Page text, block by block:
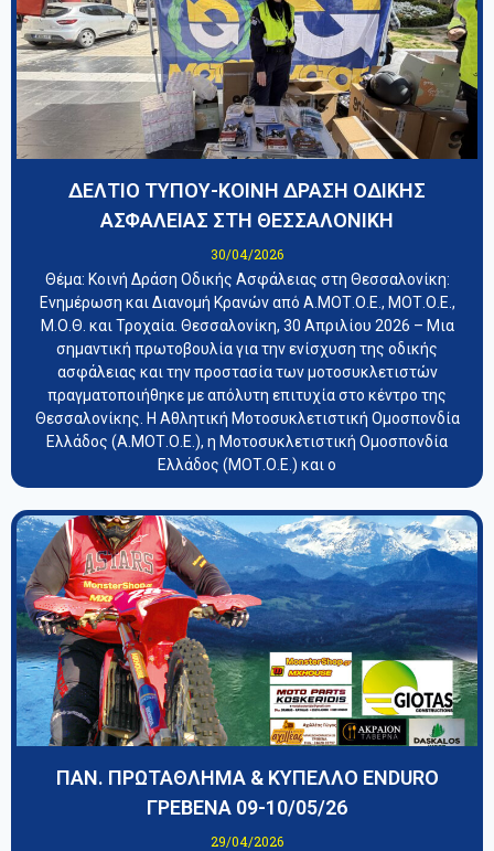
ΔΕΛΤΙΟ ΤΥΠΟΥ-ΚΟΙΝΗ ΔΡΑΣΗ ΟΔΙΚΗΣ
ΑΣΦΑΛΕΙΑΣ ΣΤΗ ΘΕΣΣΑΛΟΝΙΚΗ
30/04/2026
​Θέμα: Κοινή Δράση Οδικής Ασφάλειας στη Θεσσαλονίκη:
Ενημέρωση και Διανομή Κρανών από Α.ΜΟΤ.Ο.Ε., ΜΟΤ.Ο.Ε.,
Μ.Ο.Θ. και Τροχαία. ​Θεσσαλονίκη, 30 Απριλίου 2026 – Μια
σημαντική πρωτοβουλία για την ενίσχυση της οδικής
ασφάλειας και την προστασία των μοτοσυκλετιστών
πραγματοποιήθηκε με απόλυτη επιτυχία στο κέντρο της
Θεσσαλονίκης. Η Αθλητική Μοτοσυκλετιστική Ομοσπονδία
Ελλάδος (Α.ΜΟΤ.Ο.Ε.), η Μοτοσυκλετιστική Ομοσπονδία
Ελλάδος (ΜΟΤ.Ο.Ε.) και ο
ΠΑΝ. ΠΡΩΤΑΘΛΗΜΑ & ΚΥΠΕΛΛΟ ENDURO
ΓΡΕΒΕΝΑ 09-10/05/26
29/04/2026